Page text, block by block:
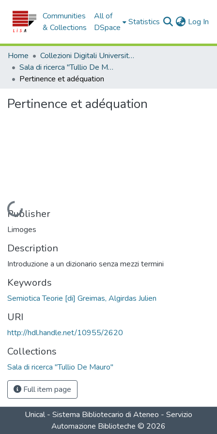
Communities
& Collections
All of
DSpace
Statistics Log In
Home
Collezioni Digitali Università della Calabria
Sala di ricerca "Tullio De Mauro"
Pertinence et adéquation
Pertinence et adéquation
Loading...
Publisher
Limoges
Description
Introduzione a un dizionario senza mezzi termini
Keywords
Semiotica Teorie [di] Greimas, Algirdas Julien
URI
http://hdl.handle.net/10955/2620
Collections
Sala di ricerca "Tullio De Mauro"
Full item page
Unical - Sistema Bibliotecario di Ateneo - Servizio
Automazione Biblioteche © 2026